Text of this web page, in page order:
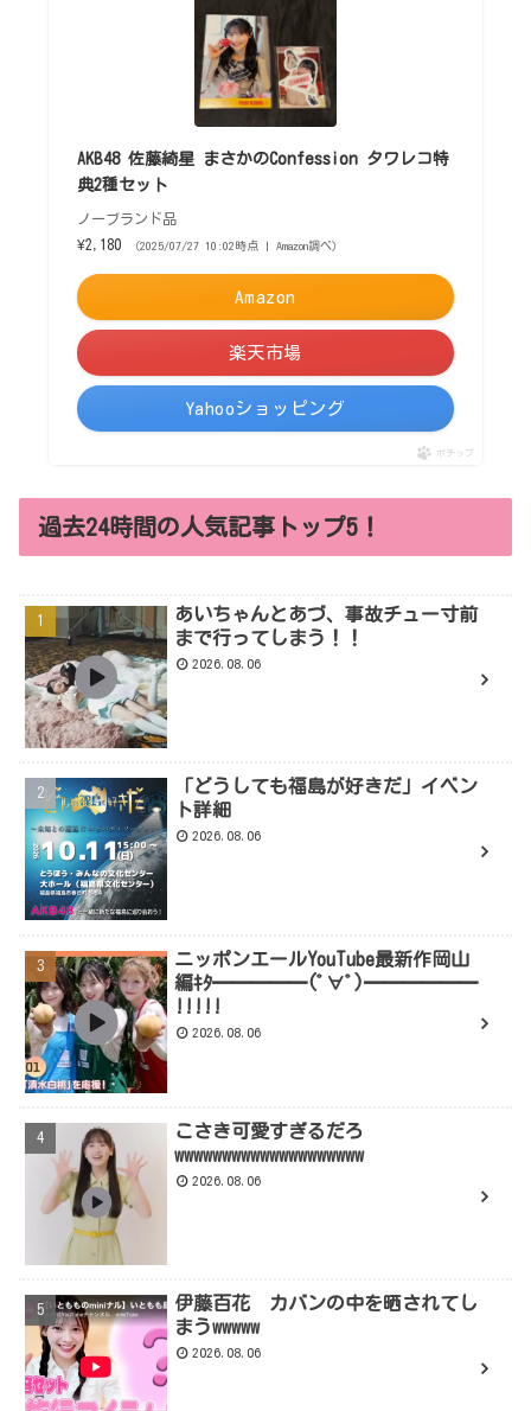
AKB48 佐藤綺星 まさかのConfession タワレコ特
典2種セット
ノーブランド品
¥2,180
（2025/07/27 10:02時点 | Amazon調べ）
Amazon
楽天市場
Yahooショッピング
ポチップ
過去24時間の人気記事トップ5！
あいちゃんとあづ、事故チュー寸前
まで行ってしまう！！
2026.08.06
「どうしても福島が好きだ」イベン
ト詳細
2026.08.06
ニッポンエールYouTube最新作岡山
編ｷﾀ━━━━━(ﾟ∀ﾟ)━━━━━━
!!!!!
2026.08.06
こさき可愛すぎるだろ
wwwwwwwwwwwwwwwwwwww
2026.08.06
伊藤百花 カバンの中を晒されてし
まうwwwww
2026.08.06